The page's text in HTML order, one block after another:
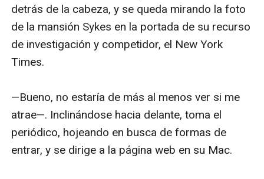
detrás de la cabeza, y se queda mirando la foto
de la mansión Sykes en la portada de su recurso
de investigación y competidor, el New York
Times.
—Bueno, no estaría de más al menos ver si me
atrae—. Inclinándose hacia delante, toma el
periódico, hojeando en busca de formas de
entrar, y se dirige a la página web en su Mac.